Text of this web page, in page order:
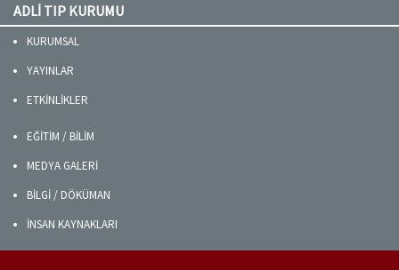
ADLİ TIP KURUMU
KURUMSAL
YAYINLAR
ETKİNLİKLER
EĞİTİM / BİLİM
MEDYA GALERİ
BİLGİ / DÖKÜMAN
İNSAN KAYNAKLARI